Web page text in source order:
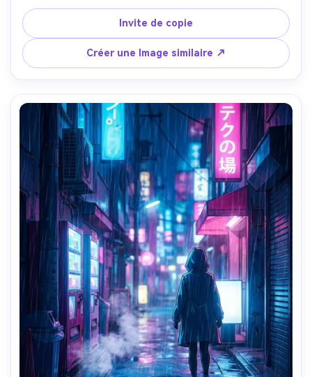
matin, des dégradés doux du ciel en aquarelle, un travail
de ligne propre et des points forts ombragés, un fond
peint à la main très détaillé, une ambiance printanière
paisible, une composition cinématographique avec une
perspective atmosphérique, un objectif de 85 mm, une
profondeur de champ peu profonde-AR 4:5
Invite de copie
Créer une Image similaire ↗